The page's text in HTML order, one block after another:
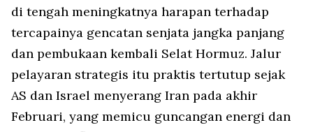
di tengah meningkatnya harapan terhadap
tercapainya gencatan senjata jangka panjang
dan pembukaan kembali Selat Hormuz. Jalur
pelayaran strategis itu praktis tertutup sejak
AS dan Israel menyerang Iran pada akhir
Februari, yang memicu guncangan energi dan